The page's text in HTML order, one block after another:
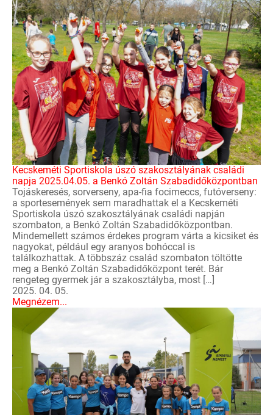
Kecskeméti Sportiskola úszó szakosztályának családi
napja 2025.04.05. a Benkó Zoltán Szabadidőközpontban
Tojáskeresés, sorverseny, apa-fia focimeccs, futóverseny:
a sportesemények sem maradhattak el a Kecskeméti
Sportiskola úszó szakosztályának családi napján
szombaton, a Benkó Zoltán Szabadidőközpontban.
Mindemellett számos érdekes program várta a kicsiket és
nagyokat, például egy aranyos bohóccal is
találkozhattak. A többszáz család szombaton töltötte
meg a Benkó Zoltán Szabadidőközpont terét. Bár
rengeteg gyermek jár a szakosztályba, most […]
2025. 04. 05.
Megnézem...